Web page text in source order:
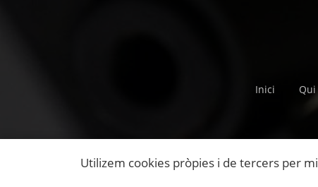
Inici Qui
Utilizem cookies pròpies i de tercers per